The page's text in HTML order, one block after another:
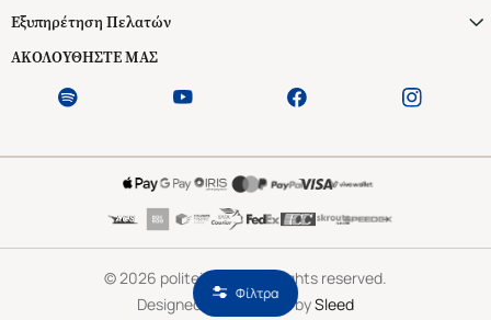
Φίλτρα
Εξυπηρέτηση Πελατών
ΑΚΟΛΟΥΘΗΣΤΕ ΜΑΣ
© 2026 politeianet.gr All rights reserved.
Designed & Developed bySleed